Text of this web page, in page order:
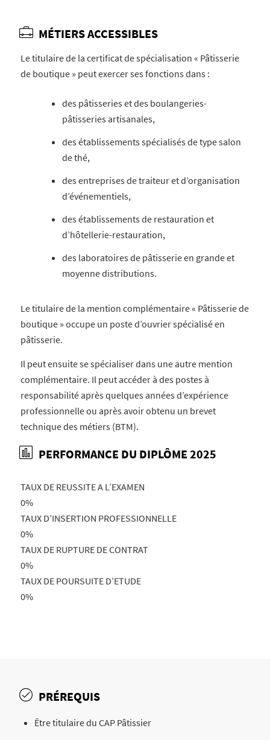
MÉTIERS ACCESSIBLES
Le titulaire de la certificat de spécialisation « Pâtisserie
de boutique » peut exercer ses fonctions dans :
des pâtisseries et des boulangeries-
pâtisseries artisanales,
des établissements spécialisés de type salon
de thé,
des entreprises de traiteur et d’organisation
d’événementiels,
des établissements de restauration et
d’hôtellerie-restauration,
des laboratoires de pâtisserie en grande et
moyenne distributions.
Le titulaire de la mention complémentaire « Pâtisserie de
boutique » occupe un poste d’ouvrier spécialisé en
pâtisserie.
Il peut ensuite se spécialiser dans une autre mention
complémentaire. Il peut accéder à des postes à
responsabilité après quelques années d’expérience
professionnelle ou après avoir obtenu un brevet
technique des métiers (BTM).
PERFORMANCE DU DIPLÔME 2025
TAUX DE REUSSITE A L’EXAMEN
0%
TAUX D’INSERTION PROFESSIONNELLE
0%
TAUX DE RUPTURE DE CONTRAT
0%
TAUX DE POURSUITE D’ETUDE
0%
PRÉREQUIS
Être titulaire du CAP Pâtissier